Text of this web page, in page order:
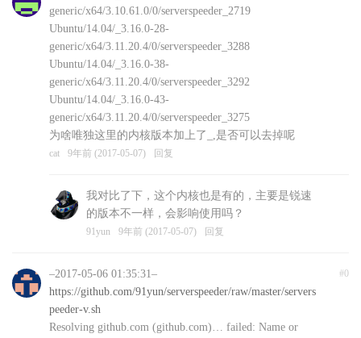
generic/x64/3.10.61.0/0/serverspeeder_2719
Ubuntu/14.04/_3.16.0-28-
generic/x64/3.11.20.4/0/serverspeeder_3288
Ubuntu/14.04/_3.16.0-38-
generic/x64/3.11.20.4/0/serverspeeder_3292
Ubuntu/14.04/_3.16.0-43-
generic/x64/3.11.20.4/0/serverspeeder_3275
为啥唯独这里的内核版本加上了_,是否可以去掉呢
cat 9年前 (2017-05-07) 回复
我对比了下，这个内核也是有的，主要是锐速
的版本不一样，会影响使用吗？
91yun 9年前 (2017-05-07) 回复
#0
–2017-05-06 01:35:31–
https://github.com/91yun/serverspeeder/raw/master/servers
peeder-v.sh
Resolving github.com (github.com)… failed: Name or